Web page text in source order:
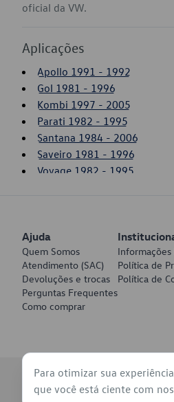
oficial da VW.
Aplicações
Apollo 1991 - 1992
Gol 1981 - 1996
Kombi 1997 - 2005
Parati 1982 - 1995
Santana 1984 - 2006
Saveiro 1981 - 1996
Voyage 1982 - 1995
Ajuda
Quem Somos
Atendimento (SAC)
Devoluções e trocas
Perguntas Frequentes
Como comprar
Informações
Política de
Política de
© 2026 - Volkswagen do Brasil -
Para otimizar sua
que você está ciente com